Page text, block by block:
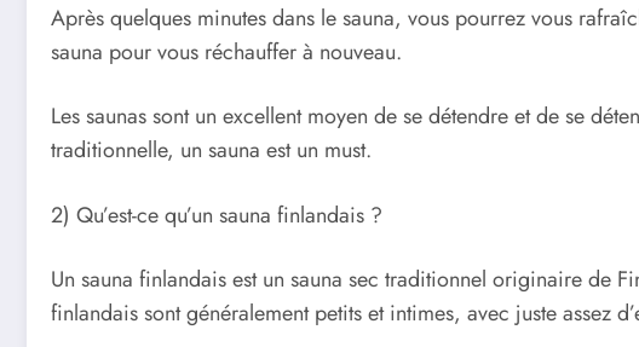
Après quelques minutes dans le sauna, vous pourrez vous
sauna pour vous réchauffer à nouveau.
Les saunas sont un excellent moyen de se détendre et de se
traditionnelle, un sauna est un must.
2) Qu’est-ce qu’un sauna finlandais ?
Un sauna finlandais est un sauna sec traditionnel originaire de
finlandais sont généralement petits et intimes, avec juste assez